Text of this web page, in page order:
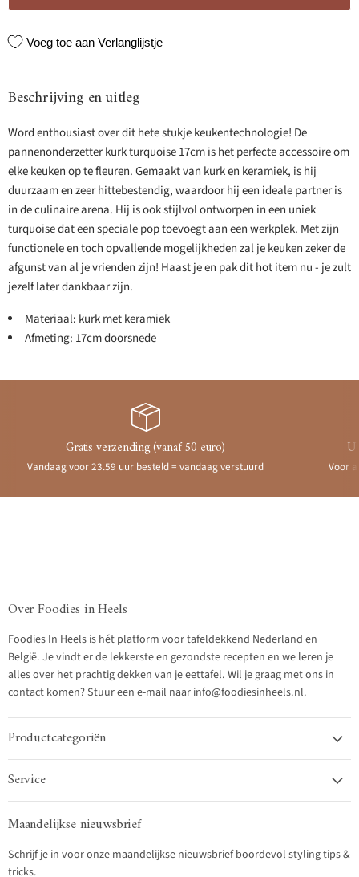
Voeg toe aan Verlanglijstje
Beschrijving en uitleg
Word enthousiast over dit hete stukje keukentechnologie! De
pannenonderzetter kurk turquoise 17cm is het perfecte accessoire om
elke keuken op te fleuren. Gemaakt van kurk en keramiek, is hij
duurzaam en zeer hittebestendig, waardoor hij een ideale partner is
in de culinaire arena. Hij is ook stijlvol ontworpen in een uniek
turquoise dat een speciale pop toevoegt aan een werkplek. Met zijn
functionele en toch opvallende mogelijkheden zal je keuken zeker de
afgunst van al je vrienden zijn! Haast je en pak dit hot item nu - je zult
jezelf later dankbaar zijn.
Materiaal: kurk met keramiek
Afmeting: 17cm doorsnede
Gratis verzending (vanaf 50 euro)
Vandaag voor 23.59 uur besteld = vandaag verstuurd Voor
Over Foodies in Heels
Foodies In Heels is hét platform voor tafeldekkend Nederland en
België. Je vindt er de lekkerste en gezondste recepten en we leren je
alles over het prachtig dekken van je eettafel. Wil je graag met ons in
contact komen? Stuur een e-mail naar info@foodiesinheels.nl.
Productcategoriën
Service
Maandelijkse nieuwsbrief
Schrijf je in voor onze maandelijkse nieuwsbrief boordevol styling tips &
tricks.